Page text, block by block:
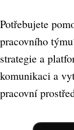
Potřebujete
pracovního
strategie a
komunikaci a
pracovní